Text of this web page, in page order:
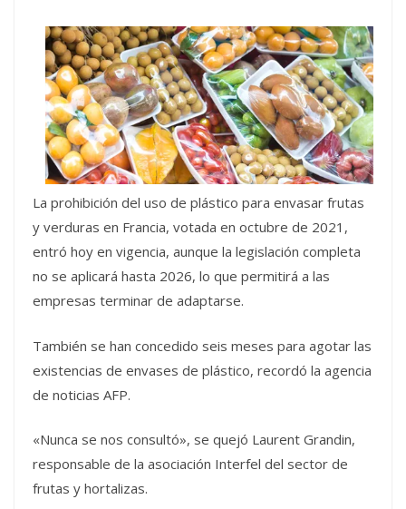
La prohibición del uso de plástico para envasar frutas
y verduras en Francia, votada en octubre de 2021,
entró hoy en vigencia, aunque la legislación completa
no se aplicará hasta 2026, lo que permitirá a las
empresas terminar de adaptarse.
También se han concedido seis meses para agotar las
existencias de envases de plástico, recordó la agencia
de noticias AFP.
«Nunca se nos consultó», se quejó Laurent Grandin,
responsable de la asociación Interfel del sector de
frutas y hortalizas.